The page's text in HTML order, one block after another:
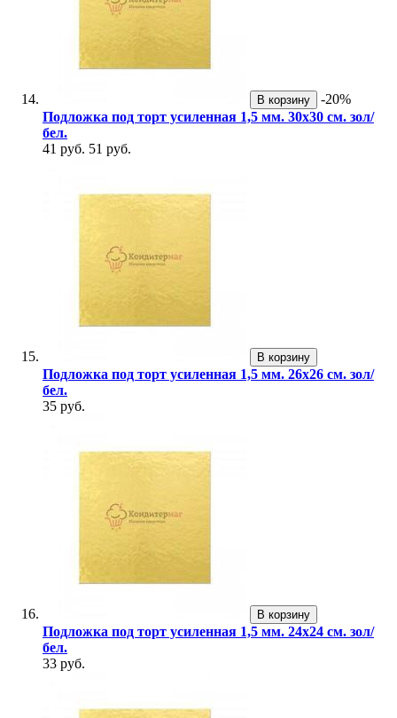
В корзину
-20%
Подложка под торт усиленная 1,5 мм. 30х30 см. зол/
бел.
41 руб. 51 руб.
В корзину
Подложка под торт усиленная 1,5 мм. 26х26 см. зол/
бел.
35 руб.
В корзину
Подложка под торт усиленная 1,5 мм. 24х24 см. зол/
бел.
33 руб.